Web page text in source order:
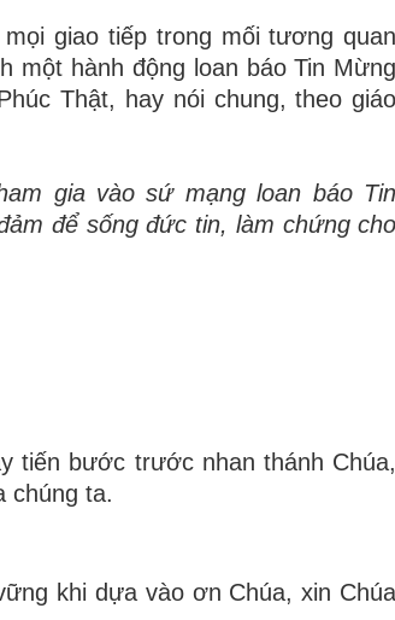
giao tiếp trong mối tương quan
một hành động loan báo Tin Mừng
Thật, hay nói chung, theo giáo
gia vào sứ mạng loan báo Tin
để sống đức tin, làm chứng cho
tiến bước trước nhan thánh Chúa,
chúng ta.
khi dựa vào ơn Chúa, xin Chúa